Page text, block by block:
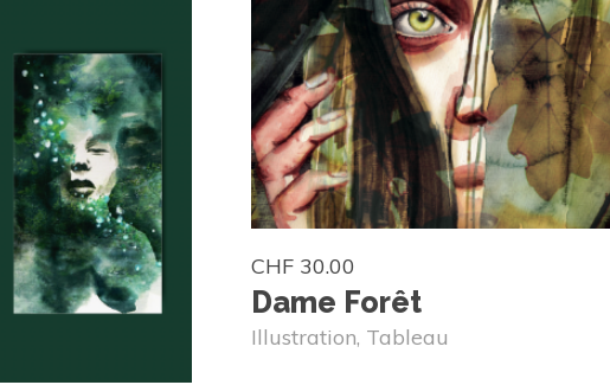
CHF 30.00
Dame Forêt
Illustration, Tableau